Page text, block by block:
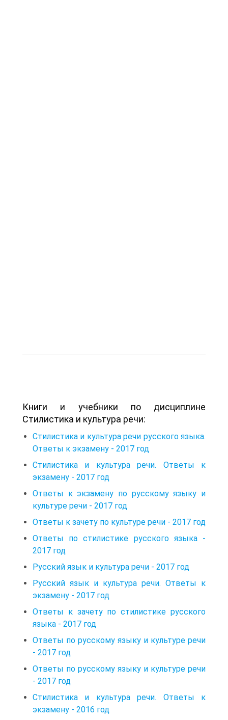
Книги и учебники по дисциплине
Стилистика и культура речи:
Стилистика и культура речи русского языка.
Ответы к экзамену - 2017 год
Стилистика и культура речи. Ответы к
экзамену - 2017 год
Ответы к экзамену по русскому языку и
культуре речи - 2017 год
Ответы к зачету по культуре речи - 2017 год
Ответы по стилистике русского языка -
2017 год
Русский язык и культура речи - 2017 год
Русский язык и культура речи. Ответы к
экзамену - 2017 год
Ответы к зачету по стилистике русского
языка - 2017 год
Ответы по русскому языку и культуре речи
- 2017 год
Ответы по русскому языку и культуре речи
- 2017 год
Стилистика и культура речи. Ответы к
экзамену - 2016 год